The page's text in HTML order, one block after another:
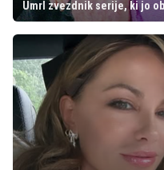
Umrl zvezdnik serije, ki jo